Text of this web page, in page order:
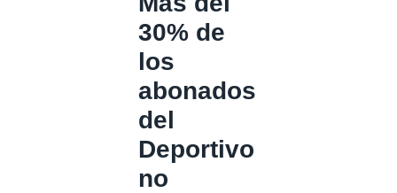
30% de
los
abonados
del
Deportivo
no